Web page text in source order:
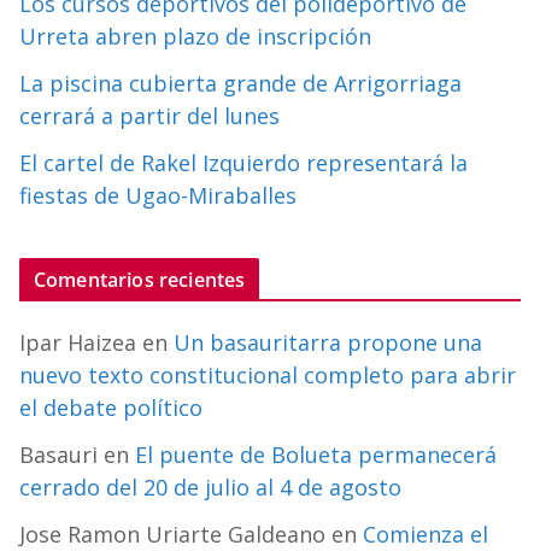
Urreta abren plazo de inscripción
La piscina cubierta grande de Arrigorriaga
cerrará a partir del lunes
El cartel de Rakel Izquierdo representará la
fiestas de Ugao-Miraballes
Comentarios recientes
Ipar Haizea en Un basauritarra propone una
nuevo texto constitucional completo para abrir
el debate político
Basauri en El puente de Bolueta permanecerá
cerrado del 20 de julio al 4 de agosto
Jose Ramon Uriarte Galdeano en Comienza el